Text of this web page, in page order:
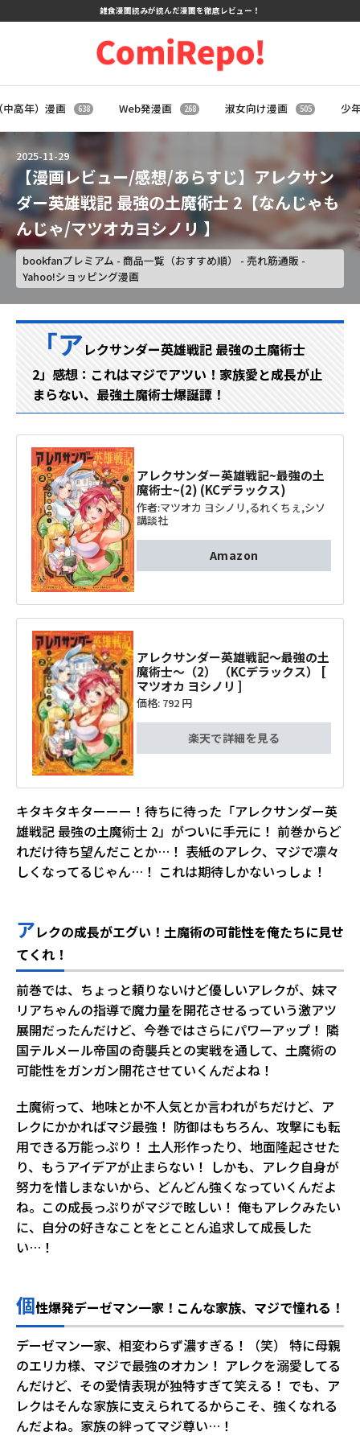
雑食漫画読みが読んだ漫画を徹底レビュー！
中高年）漫画 638 Web発漫画 268 淑女向け漫画 505 少
2025-11-29
【漫画レビュー/感想/あらすじ】アレクサン
ダー英雄戦記 最強の土魔術士 2【なんじゃも
んじゃ/マツオカヨシノリ 】
bookfanプレミアム - 商品一覧（おすすめ順） - 売れ筋通販 -
Yahoo!ショッピング漫画
「アレクサンダー英雄戦記 最強の土魔術士
2」感想：これはマジでアツい！家族愛と成長が止
まらない、最強土魔術士爆誕譚！
アレクサンダー英雄戦記~最強の土
魔術士~(2) (KCデラックス)
作者:マツオカ ヨシノリ,るれくちぇ ,シソ
講談社
Amazon
アレクサンダー英雄戦記～最強の土
魔術士～（2） （KCデラックス） [
マツオカ ヨシノリ ]
価格: 792 円
楽天で詳細を見る
キタキタキターーー！待ちに待った「アレクサンダー英
雄戦記 最強の土魔術士 2」がついに手元に！ 前巻からど
れだけ待ち望んだことか…！ 表紙のアレク、マジで凛々
しくなってるじゃん…！ これは期待しかないっしょ！
アレクの成長がエグい！土魔術の可能性を俺たちに見せ
てくれ！
前巻では、ちょっと頼りないけど優しいアレクが、妹マ
リアちゃんの指導で魔力量を開花させるっていう激アツ
展開だったんだけど、今巻ではさらにパワーアップ！ 隣
国テルメール帝国の奇襲兵との実戦を通して、土魔術の
可能性をガンガン開花させていくんだよね！
土魔術って、地味とか不人気とか言われがちだけど、ア
レクにかかればマジ最強！ 防御はもちろん、攻撃にも転
用できる万能っぷり！ 土人形作ったり、地面隆起させた
り、もうアイデアが止まらない！ しかも、アレク自身が
努力を惜しまないから、どんどん強くなっていくんだよ
ね。この成長っぷりがマジで眩しい！ 俺もアレクみたい
に、自分の好きなことをとことん追求して成長した
い…！
個性爆発デーゼマン一家！こんな家族、マジで憧れる！
デーゼマン一家、相変わらず濃すぎる！（笑） 特に母親
のエリカ様、マジで最強のオカン！ アレクを溺愛してる
んだけど、その愛情表現が独特すぎて笑える！ でも、ア
レクはそんな家族に支えられてるからこそ、強くなれる
んだよね。家族の絆ってマジ尊い…！